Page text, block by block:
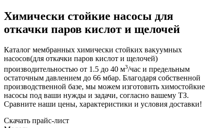
Химически стойкие насосы для
откачки паров кислот и щелочей
Каталог мембранных химически стойких вакуумных
насосов(для откачки паров кислот и щелочей)
производительностью от 1.5 до 40 м3/час и предельным
остаточным давлением до 66 мбар. Благодаря собственной
производственной базе, мы можем изготовить химостойкие
насосы под ваши нужды и задачи, согласно вашему ТЗ.
Сравните наши цены, характеристики и условия доставки!
Скачать прайс-лист